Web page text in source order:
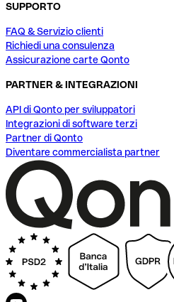
SUPPORTO
FAQ & Servizio clienti
Richiedi una consulenza
Assicurazione carte Qonto
PARTNER & INTEGRAZIONI
API di Qonto per sviluppatori
Integrazioni di software terzi
Partner di Qonto
Diventare commercialista partner